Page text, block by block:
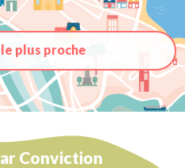
plus proche
Conviction